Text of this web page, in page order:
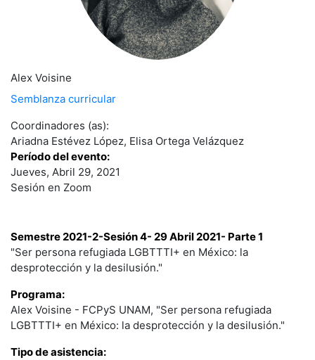
Alex Voisine
Semblanza curricular
Coordinadores (as):
Ariadna Estévez López, Elisa Ortega Velázquez
Período del evento:
Jueves, Abril 29, 2021
Sesión en Zoom
Semestre 2021-2-Sesión 4- 29 Abril 2021- Parte 1
"Ser persona refugiada LGBTTTI+ en México: la
desprotección y la desilusión."
Programa:
Alex Voisine - FCPyS UNAM, "Ser persona refugiada
LGBTTTI+ en México: la desprotección y la desilusión."
Tipo de asistencia: